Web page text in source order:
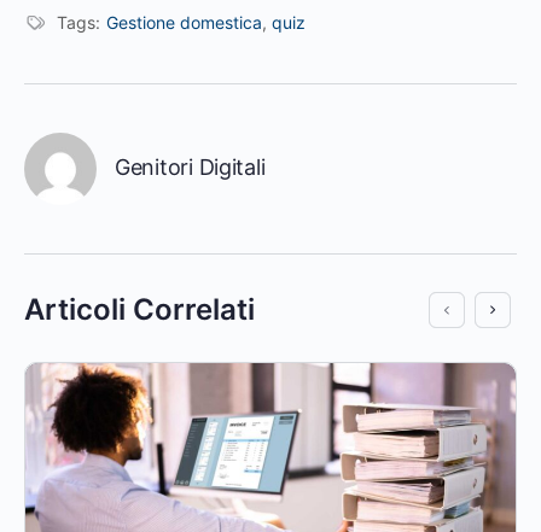
Tags: Gestione domestica, quiz
Genitori Digitali
Articoli Correlati